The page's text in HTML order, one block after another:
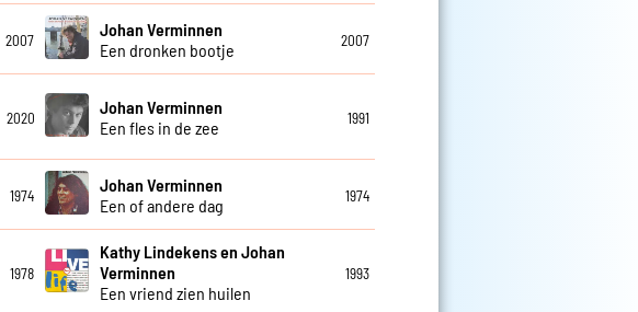
2007
Johan Verminnen
Een dronken bootje
2007
2020
Johan Verminnen
Een fles in de zee
1991
1974
Johan Verminnen
Een of andere dag
1974
1978
Kathy Lindekens en Johan
Verminnen
Een vriend zien huilen
1993